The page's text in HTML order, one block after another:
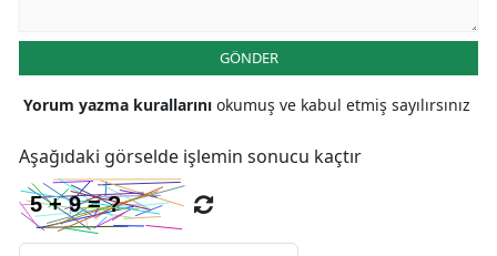
GÖNDER
Yorum yazma kurallarını okumuş ve kabul etmiş sayılırsınız
Aşağıdaki görselde işlemin sonucu kaçtır